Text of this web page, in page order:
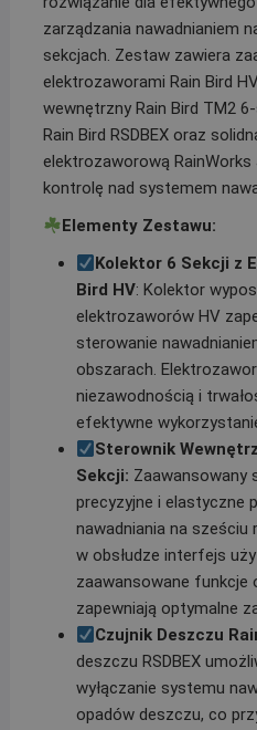
zarządzania nawadnianiem
sekcjach. Zestaw zawiera
elektrozaworami Rain Bird
wewnętrzny Rain Bird TM2
Rain Bird RSDBEX oraz
elektrozaworową RainWorks
kontrolę nad systemem
Elementy Zestawu:
Kolektor 6 Sekcji z
Bird HV: Kolektor
elektrozaworów HV
sterowanie
obszarach.
niezawodnością i
efektywne
Sterownik
Sekcji: Zaawansowany
precyzyjne i elastyczne
nawadniania na
w obsłudze interfejs
zaawansowane funkcje
zapewniają optymalne
Czujnik Deszczu
deszczu RSDBEX
wyłączanie systemu
opadów deszczu, co